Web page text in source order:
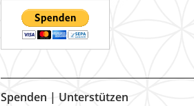
Spenden | Unterstützen